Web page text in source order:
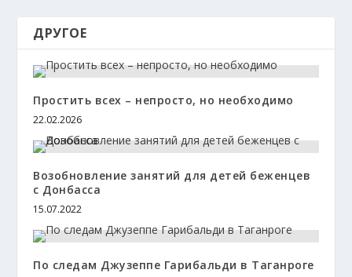
ДРУГОЕ
Простить всех – непросто, но необходимо
22.02.2026
Возобновление занятий для детей беженцев
с Донбасса
15.07.2022
По следам Джузеппе Гарибальди в Таганроге